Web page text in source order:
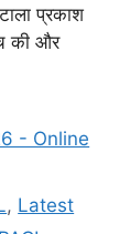
प्रकाश
की और
- Online
, Latest